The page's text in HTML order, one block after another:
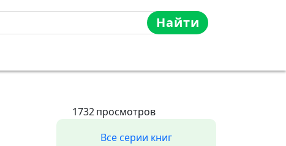
Найти
1732просмотров
Все серии книг